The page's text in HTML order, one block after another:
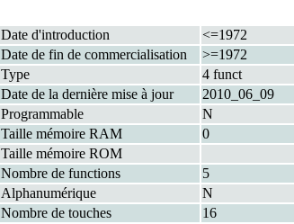
Date d'introduction
<=1972
Date de fin de commercialisation
>=1972
Type
4 funct
Date de la dernière mise à jour
2010_06_09
Programmable
N
Taille mémoire RAM
0
Taille mémoire ROM
Nombre de functions
5
Alphanumérique
N
Nombre de touches
16